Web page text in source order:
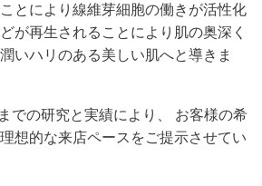
とにより線維芽細胞の働きが活性化
が再生されることにより肌の奥深く
いハリのある美しい肌へと導きま
での研究と実績により、 お客様の希
想的な来店ペースをご提示させてい